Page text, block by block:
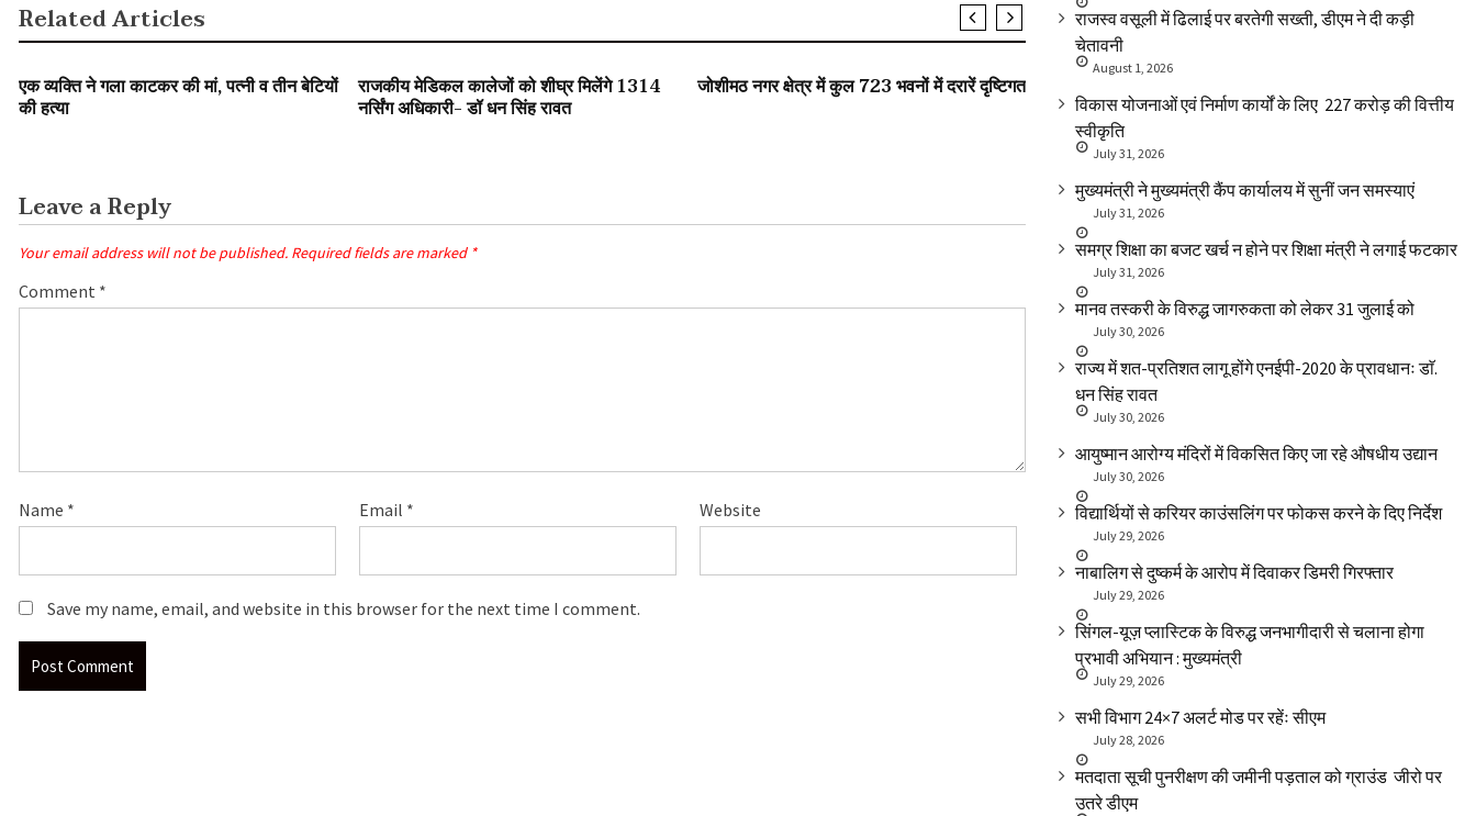
Related Articles
एक व्यक्ति ने गला काटकर की मां, पत्नी व तीन बेटियों
की हत्या
राजकीय मेडिकल कालेजों को शीघ्र मिलेंगे 1314
नर्सिंग अधिकारी- डॉ धन सिंह रावत
जोशीमठ नगर क्षेत्र में कुल 723 भवनों में दरारें दृष्टिगत
SLIDER
आयुष्मान का सहाराः अब परिजनों पर बोझ नहीं बनेंगे
हमारे वरिष्ट नागरिक
Leave a Reply
Your email address will not be published. Required fields are marked *
Comment *
Name * Email * Website
Save my name, email, and website in this browser for the next time I comment.
राजस्व वसूली में ढिलाई पर बरतेगी सख्ती, डीएम ने दी कड़ी
चेतावनी
August 1, 2026
विकास योजनाओं एवं निर्माण कार्यों के लिए ₹ 227 करोड़ की वित्तीय
स्वीकृति
July 31, 2026
मुख्यमंत्री ने मुख्यमंत्री कैंप कार्यालय में सुनीं जन समस्याएं
July 31, 2026
समग्र शिक्षा का बजट खर्च न होने पर शिक्षा मंत्री ने लगाई फटकार
July 31, 2026
मानव तस्करी के विरुद्ध जागरुकता को लेकर 31 जुलाई को
July 30, 2026
राज्य में शत-प्रतिशत लागू होंगे एनईपी-2020 के प्रावधानः डाॅ.
धन सिंह रावत
July 30, 2026
आयुष्मान आरोग्य मंदिरों में विकसित किए जा रहे औषधीय उद्यान
July 30, 2026
विद्यार्थियों से करियर काउंसलिंग पर फोकस करने के दिए निर्देश
July 29, 2026
नाबालिग से दुष्कर्म के आरोप में दिवाकर डिमरी गिरफ्तार
July 29, 2026
सिंगल-यूज़ प्लास्टिक के विरुद्ध जनभागीदारी से चलाना होगा
प्रभावी अभियान : मुख्यमंत्री
July 29, 2026
सभी विभाग 24×7 अलर्ट मोड पर रहेंः सीएम
July 28, 2026
मतदाता सूची पुनरीक्षण की जमीनी पड़ताल को ग्राउंड जीरो पर
उतरे डीएम